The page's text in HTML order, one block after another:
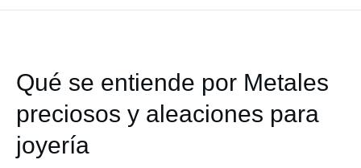
Qué se entiende por Metales
preciosos y aleaciones para
joyería